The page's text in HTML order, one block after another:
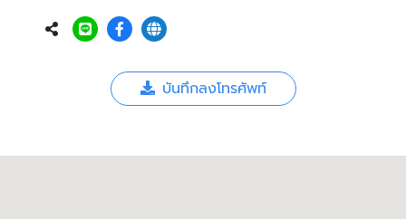
บันทึกลงโทรศัพท์